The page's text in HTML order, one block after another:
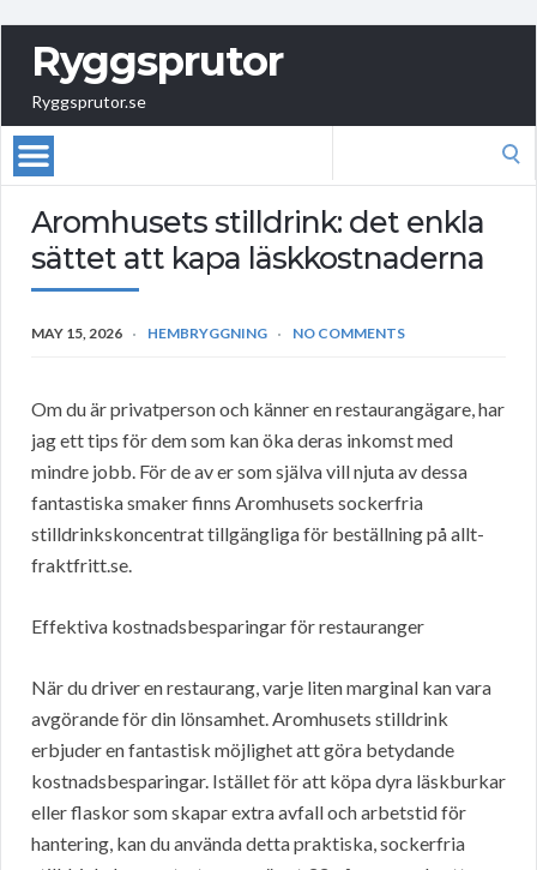
Ryggsprutor
Ryggsprutor.se
Aromhusets stilldrink: det enkla
sättet att kapa läskkostnaderna
MAY 15, 2026 HEMBRYGGNING NO COMMENTS
Om du är privatperson och känner en restaurangägare, har
jag ett tips för dem som kan öka deras inkomst med
mindre jobb. För de av er som själva vill njuta av dessa
fantastiska smaker finns Aromhusets sockerfria
stilldrinkskoncentrat tillgängliga för beställning på allt-
fraktfritt.se.
Effektiva kostnadsbesparingar för restauranger
När du driver en restaurang, varje liten marginal kan vara
avgörande för din lönsamhet. Aromhusets stilldrink
erbjuder en fantastisk möjlighet att göra betydande
kostnadsbesparingar. Istället för att köpa dyra läskburkar
eller flaskor som skapar extra avfall och arbetstid för
hantering, kan du använda detta praktiska, sockerfria